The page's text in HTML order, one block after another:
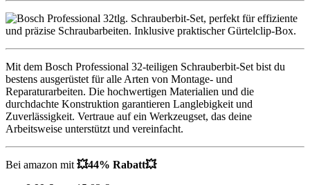
Mit dem Bosch Professional 32-teiligen Schrauberbit-Set bist du
bestens ausgerüstet für alle Arten von Montage- und
Reparaturarbeiten. Die hochwertigen Materialien und die
durchdachte Konstruktion garantieren Langlebigkeit und
Zuverlässigkeit. Vertraue auf ein Werkzeugset, das deine
Arbeitsweise unterstützt und vereinfacht.
Bei amazon mit 💥44% Rabatt💥